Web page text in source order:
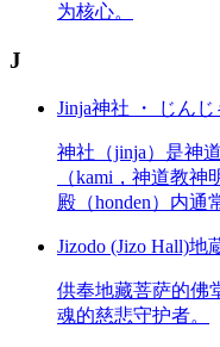
为核心。
J
Jinja神社 ・ じんじ
神社（jinja）是神
（kami，神道教
殿（honden）内通
Jizodo (Jizo Hall)地
供奉地藏菩萨的佛
魂的慈悲守护者。